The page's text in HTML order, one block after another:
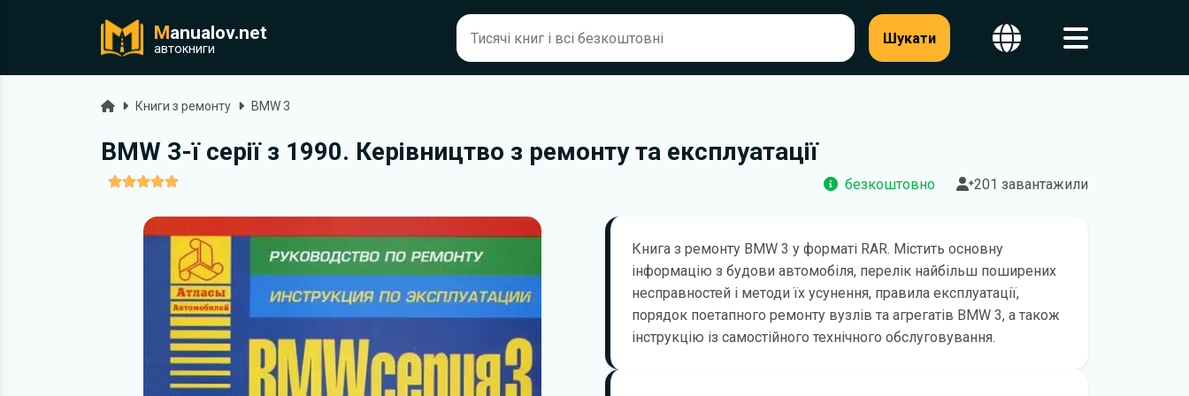
Manualov.net
автокниги
Шукати
ГоловнаКниги з ремонту BMW 3
BMW 3-ї серії з 1990. Керівництво з ремонту та експлуатації
безкоштовно 201 завантажили
Книга з ремонту BMW 3 у форматі RAR. Містить основну
інформацію з будови автомобіля, перелік найбільш поширених
несправностей і методи їх усунення, правила експлуатації,
порядок поетапного ремонту вузлів та агрегатів BMW 3, а також
інструкцію із самостійного технічного обслуговування.